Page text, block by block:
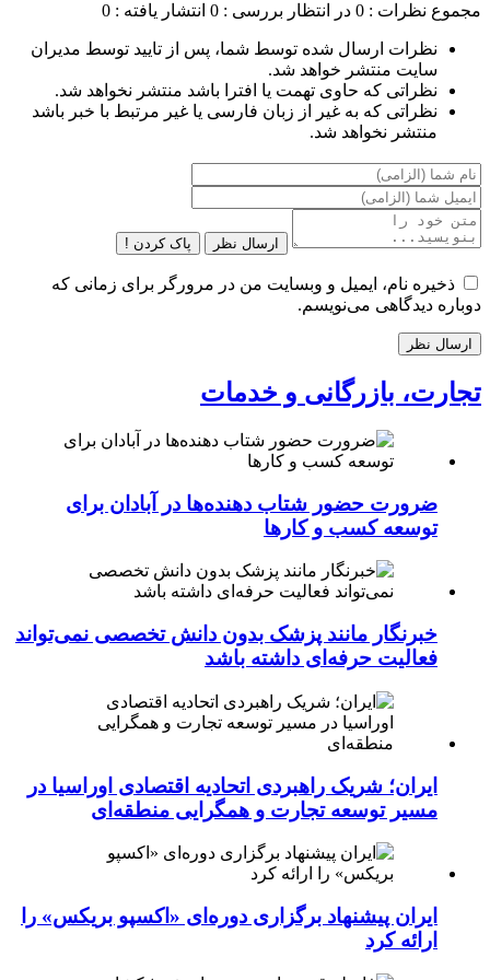
مجموع نظرات : 0 در انتظار بررسی : 0 انتشار یافته : 0
نظرات ارسال شده توسط شما، پس از تایید توسط مدیران
سایت منتشر خواهد شد.
نظراتی که حاوی تهمت یا افترا باشد منتشر نخواهد شد.
نظراتی که به غیر از زبان فارسی یا غیر مرتبط با خبر باشد
منتشر نخواهد شد.
ارسال نظر پاک کردن !
ذخیره نام، ایمیل و وبسایت من در مرورگر برای زمانی که
دوباره دیدگاهی می‌نویسم.
تجارت، بازرگانی و خدمات
ضرورت حضور شتاب ‌دهنده‌ها در آبادان برای
توسعه کسب‌ و کارها
خبرنگار مانند پزشک بدون دانش تخصصی نمی‌تواند
فعالیت حرفه‌ای داشته باشد
ایران؛ شریک راهبردی اتحادیه اقتصادی اوراسیا در
مسیر توسعه تجارت و همگرایی منطقه‌ای
ایران پیشنهاد برگزاری دوره‌ای «اکسپو بریکس» را
ارائه کرد